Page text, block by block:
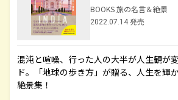
BOOKS 旅の名言＆絶景
2022.07.14 発売
混沌と喧噪、行った人の大半が人生観が
ド。「地球の歩き方」が贈る、人生を輝
絶景集！